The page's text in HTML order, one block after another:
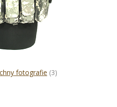
fotografie (3)